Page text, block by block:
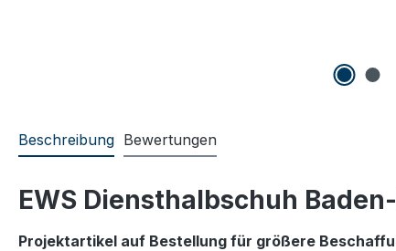
Beschreibung Bewertungen
EWS Diensthalbschuh
Projektartikel auf Bestellung für größere